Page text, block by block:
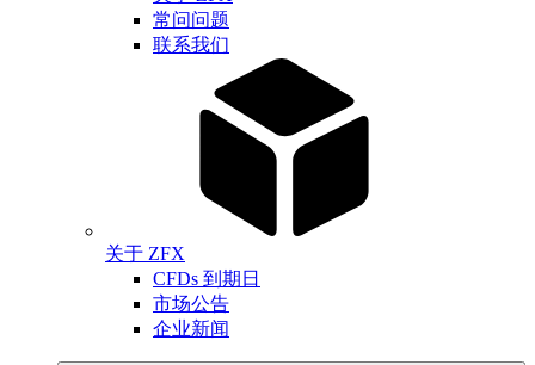
常问问题
联系我们
关于 ZFX
CFDs 到期日
市场公告
企业新闻